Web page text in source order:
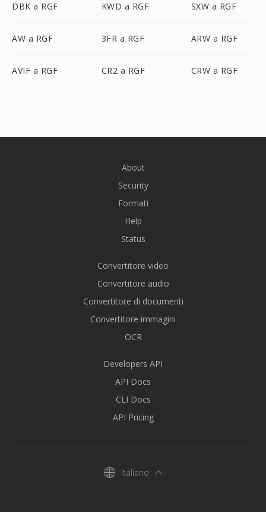
DBK a RGF KWD a RGF SXW a RGF
AW a RGF 3FR a RGF ARW a RGF
AVIF a RGF CR2 a RGF CRW a RGF
About
Security
Formati
Help
Status
Convertitore video
Convertitore audio
Convertitore di documenti
Convertitore immagini
OCR
Developers API
API Docs
CLI Docs
API Pricing
Italiano